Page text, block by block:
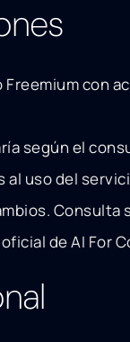
con
según el
al uso del
Consulta
de AI For